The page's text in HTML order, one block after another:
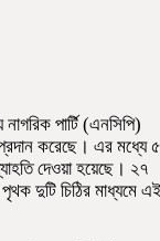
পার্টি (এনসিপি)
করেছে। এর মধ্যে ৫
দেওয়া হয়েছে। ২৭
দুটি চিঠির মাধ্যমে